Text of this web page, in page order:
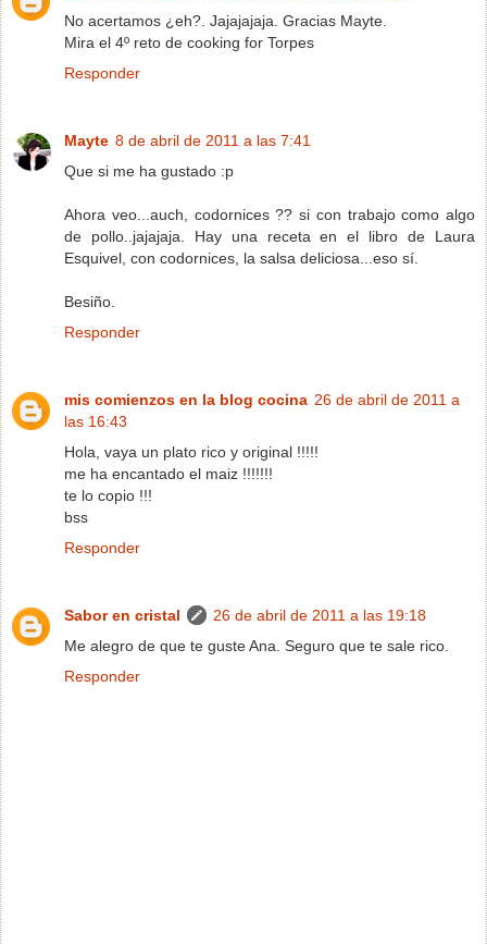
No acertamos ¿eh?. Jajajajaja. Gracias Mayte.
Mira el 4º reto de cooking for Torpes
Responder
Mayte 8 de abril de 2011 a las 7:41
Que si me ha gustado :p
Ahora veo...auch, codornices ?? si con trabajo como algo
de pollo..jajajaja. Hay una receta en el libro de Laura
Esquivel, con codornices, la salsa deliciosa...eso sí.
Besiño.
Responder
mis comienzos en la blog cocina 26 de abril de 2011 a
las 16:43
Hola, vaya un plato rico y original !!!!!
me ha encantado el maiz !!!!!!!
te lo copio !!!
bss
Responder
Sabor en cristal
26 de abril de 2011 a las 19:18
Me alegro de que te guste Ana. Seguro que te sale rico.
Responder